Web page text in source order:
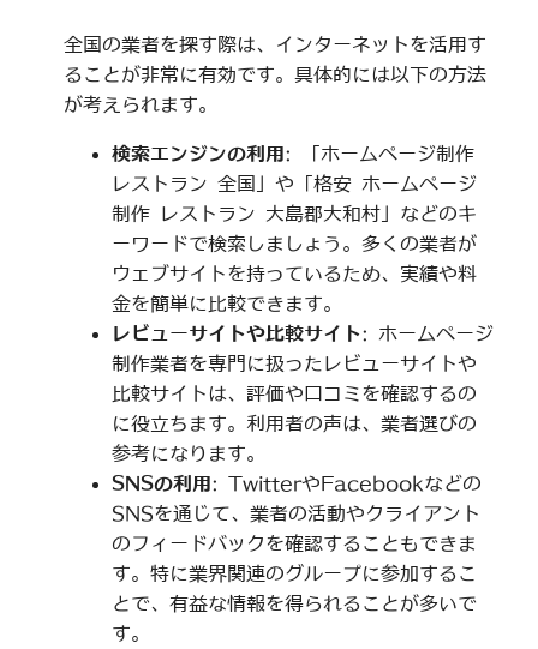
全国の業者を探す際は、インターネットを活用す
ることが非常に有効です。具体的には以下の方法
が考えられます。
検索エンジンの利用 : 「ホームページ制作
レストラン 全国」や「格安 ホームページ
制作 レストラン 大島郡大和村」などのキ
ーワードで検索しましょう。多くの業者が
ウェブサイトを持っているため、実績や料
金を簡単に比較できます。
レビューサイトや比較サイト: ホームページ
制作業者を専門に扱ったレビューサイトや
比較サイトは、評価や口コミを確認するの
に役立ちます。利用者の声は、業者選びの
参考になります。
SNSの利用 : TwitterやFacebookなどの
SNSを通じて、業者の活動やクライアント
のフィードバックを確認することもできま
す。特に業界関連のグループに参加するこ
とで、有益な情報を得られることが多いで
す。